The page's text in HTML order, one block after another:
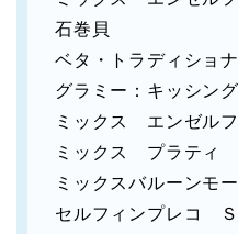
石巻貝
ベタ・トラディショ
グラミー：キッシング
ミックス エンゼル
ミックス プラティ
ミックスバルーンモ
セルフィンプレコ Ｓ